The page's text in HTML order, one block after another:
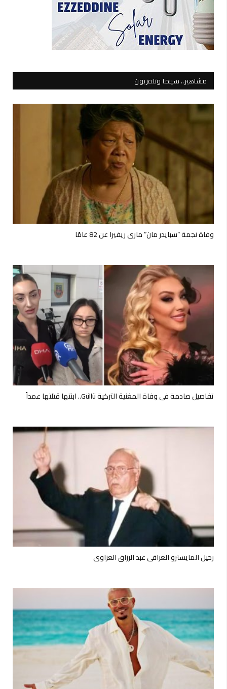
مشاهير.. سينما وتلفزيون
وفاة نجمة “سبايدر مان” ماري ريفيرا عن 82 عامًا
تفاصيل صادمة في وفاة المغنية التركية Güllü.. ابنتها قتلتها عمداً
رحيل المايسترو العراقي عبد الرزاق العزاوي